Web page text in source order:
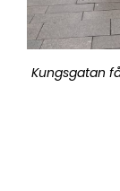
Kungsgatan